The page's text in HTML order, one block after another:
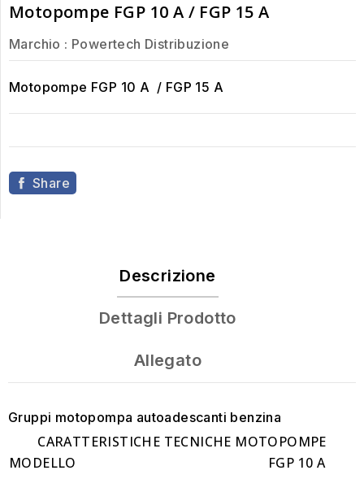
Motopompe FGP 10 A / FGP 15 A
Marchio : Powertech Distribuzione
Motopompe FGP 10 A / FGP 15 A
Share
Descrizione
Dettagli Prodotto
Allegato
Gruppi motopompa autoadescanti benzina
CARATTERISTICHE TECNICHE MOTOPOMPE
MODELLO
FGP 10 A